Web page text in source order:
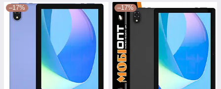
–17% –17%